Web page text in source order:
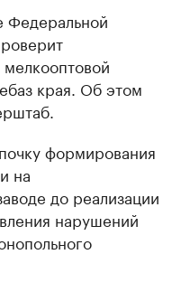
Федеральной
края. Об этом
формирования
на
до реализации
нарушений